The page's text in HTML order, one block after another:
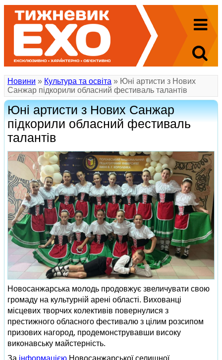
Новини » Культура та освіта » Юні артисти з Нових
Санжар підкорили обласний фестиваль талантів
Юні артисти з Нових Санжар
підкорили обласний фестиваль
талантів
Новосанжарська молодь продовжує звеличувати свою
громаду на культурній арені області. Вихованці
місцевих творчих колективів повернулися з
престижного обласного фестивалю з цілим розсипом
призових нагород, продемонструвавши високу
виконавську майстерність.